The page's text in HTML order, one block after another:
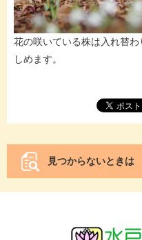
花の咲いている株は入れ替
しめます。
見つからないときは